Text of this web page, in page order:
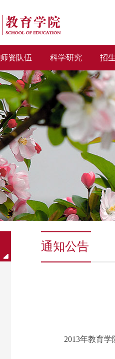
师资队伍 科学研究 招
通知公告
2013年教育学